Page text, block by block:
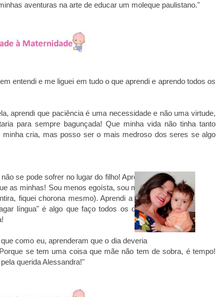
aventuras na arte de educar um moleque paulistano."
entendi e me liguei em tudo o que aprendi e aprendo todos os
aprendi que paciência é uma necessidade e não uma virtude,
para sempre bagunçada! Que minha vida não tinha tanto
cria, mas posso ser o mais medroso dos seres se algo
se pode sofrer no lugar do filho! Aprendi
as minhas! Sou menos egoísta, sou mais
fiquei chorona mesmo). Aprendi a não
língua" é algo que faço todos os dias!
como eu, aprenderam que o dia deveria
se tem uma coisa que mãe não tem de sobra, é tempo!
querida Alessandra!"